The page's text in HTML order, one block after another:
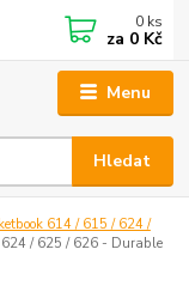
Menu
Hledat
0 ks
za 0 Kč
614 / 615 / 624 /
624 / 625 / 626 - Durable